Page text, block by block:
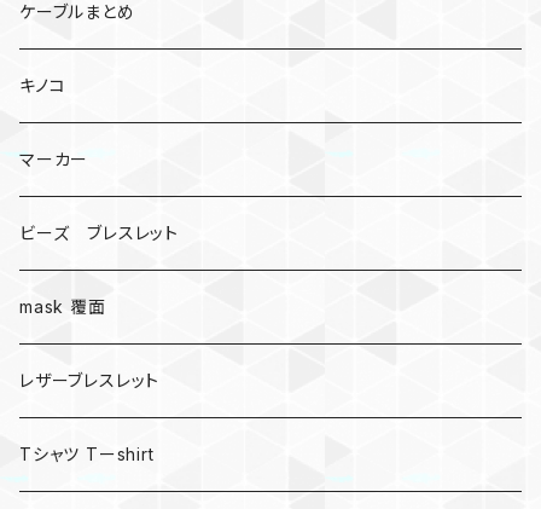
ケーブルまとめ
キノコ
マーカー
ビーズ ブレスレット
mask 覆面
レザーブレスレット
Tシャツ Tーshirt